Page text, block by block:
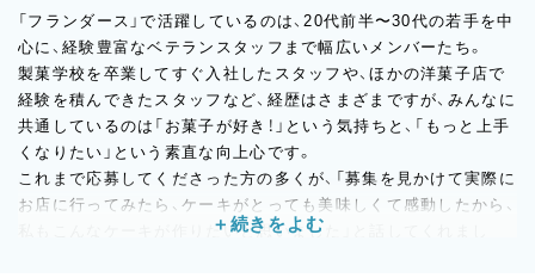
「フランダース」で活躍しているのは、20代前半〜30代の若手を中
心に、経験豊富なベテランスタッフまで幅広いメンバーたち。
製菓学校を卒業してすぐ入社したスタッフや、ほかの洋菓子店で
経験を積んできたスタッフなど、経歴はさまざまですが、みんなに
共通しているのは「お菓子が好き！」という気持ちと、「もっと上手
くなりたい」という素直な向上心です。
これまで応募してくださった方の多くが、「募集を見かけて実際に
お店に行ってみたら、ケーキがとっても美味しくて感動したから、
私もこんなケーキが作りたいと思いました」と話してくれまし